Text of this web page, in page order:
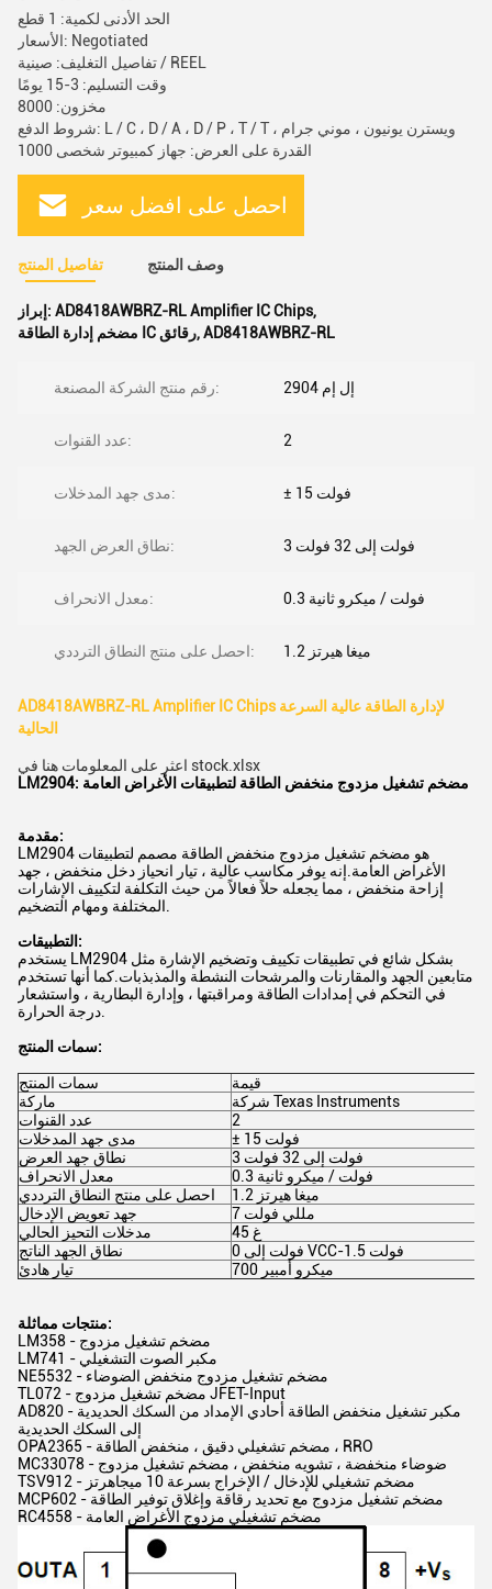
الحد الأدنى لكمية: 1 قطع
الأسعار: Negotiated
تفاصيل التغليف: صينية / REEL
وقت التسليم: 3-15 يومًا
مخزون: 8000
شروط الدفع: L / C ، D / A ، D / P ، T / T ، ويسترن يونيون ، موني جرام
القدرة على العرض: جهاز كمبيوتر شخصى 1000
احصل على افضل سعر
تفاصيل المنتج وصف المنتج
إبراز: AD8418AWBRZ-RL Amplifier IC Chips,
مضخم إدارة الطاقة IC رقائق,AD8418AWBRZ-RL
رقم منتج الشركة المصنعة: إل إم 2904
عدد القنوات: 2
مدى جهد المدخلات: ± 15 فولت
نطاق العرض الجهد: 3 فولت إلى 32 فولت
معدل الانحراف: 0.3 فولت / ميكرو ثانية
احصل على منتج النطاق الترددي: 1.2 ميغا هيرتز
AD8418AWBRZ-RL Amplifier IC Chips لإدارة الطاقة عالية السرعة
الحالية
اعثر على المعلومات هنا في stock.xlsx
LM2904: مضخم تشغيل مزدوج منخفض الطاقة لتطبيقات الأغراض العامة
مقدمة:
LM2904 هو مضخم تشغيل مزدوج منخفض الطاقة مصمم لتطبيقات
الأغراض العامة.إنه يوفر مكاسب عالية ، تيار انحياز دخل منخفض ، جهد
إزاحة منخفض ، مما يجعله حلاً فعالاً من حيث التكلفة لتكييف الإشارات
المختلفة ومهام التضخيم.
التطبيقات:
يستخدم LM2904 بشكل شائع في تطبيقات تكييف وتضخيم الإشارة مثل
متابعين الجهد والمقارنات والمرشحات النشطة والمذبذبات.كما أنها تستخدم
في التحكم في إمدادات الطاقة ومراقبتها ، وإدارة البطارية ، واستشعار
درجة الحرارة.
سمات المنتج:
سمات المنتج
قيمة
ماركة
شركة Texas Instruments
عدد القنوات
2
مدى جهد المدخلات
± 15 فولت
نطاق جهد العرض
3 فولت إلى 32 فولت
معدل الانحراف
0.3 فولت / ميكرو ثانية
احصل على منتج النطاق الترددي
1.2 ميغا هيرتز
جهد تعويض الإدخال
7 مللي فولت
مدخلات التحيز الحالي
45 غ
نطاق الجهد الناتج
0 فولت إلى VCC-1.5 فولت
تيار هادئ
700 ميكرو أمبير
منتجات مماثلة:
LM358 - مضخم تشغيل مزدوج
LM741 - مكبر الصوت التشغيلي
NE5532 - مضخم تشغيل مزدوج منخفض الضوضاء
TL072 - مضخم تشغيل مزدوج JFET-Input
AD820 - مكبر تشغيل منخفض الطاقة أحادي الإمداد من السكك الحديدية
إلى السكك الحديدية
OPA2365 - مضخم تشغيلي دقيق ، منخفض الطاقة ، RRO
MC33078 - ضوضاء منخفضة ، تشويه منخفض ، مضخم تشغيل مزدوج
TSV912 - مضخم تشغيلي للإدخال / الإخراج بسرعة 10 ميجاهرتز
MCP602 - مضخم تشغيل مزدوج مع تحديد رقاقة وإغلاق توفير الطاقة
RC4558 - مضخم تشغيلي مزدوج الأغراض العامة